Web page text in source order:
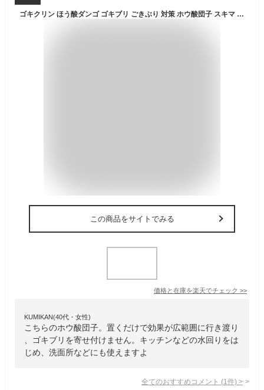
ゴキクリン ほう酸ダンゴ ゴキブリ ごきぶり 対策 ホウ酸団子 スキマ キッチン 水回り 寝室 お部屋 害虫 駆除 退治 虫 防虫 殺虫 日本製 家 自宅 オフィス 店 店舗 害虫駆除
この商品をサイトでみる
価格と在庫を楽天でチェック >>
KUMIKAN(40代・女性)
こちらのホウ酸団子。置くだけで効果が広範囲に行き渡り
、ゴキブリを寄せ付けません。キッチンなどの水回りをは
じめ、洗面所などにも使えますよ
全てのおすすめコメント (1 件) >